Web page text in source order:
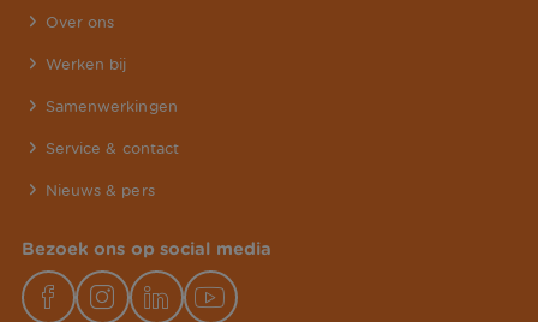
Over ons
Werken bij
Samenwerkingen
Service & contact
Nieuws & pers
Bezoek ons op social media